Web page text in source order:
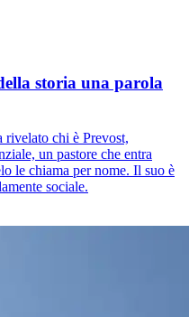
storia una parola
chi è Prevost,
un pastore che entra
le chiama per nome. Il suo è
sociale.